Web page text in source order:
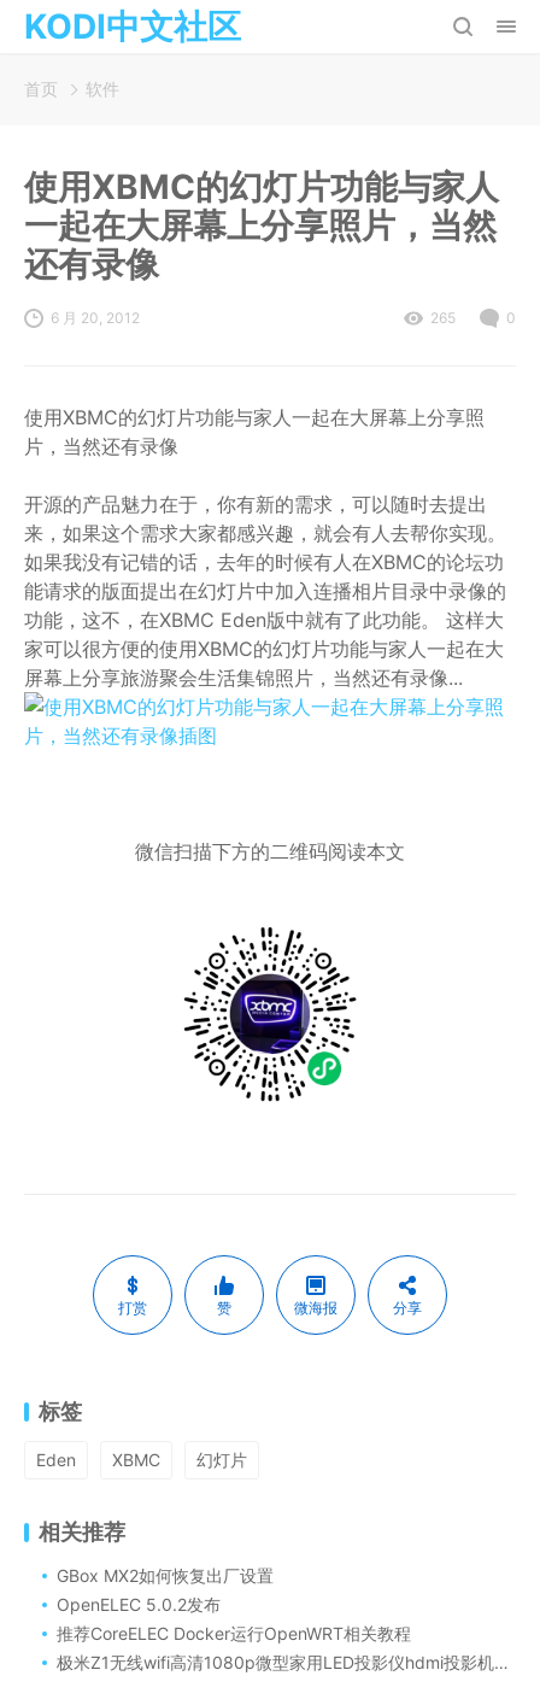
KODI中文社区
首页 软件
使用XBMC的幻灯片功能与家人
一起在大屏幕上分享照片，当然
还有录像
6 月 20, 2012 265 0
使用XBMC的幻灯片功能与家人一起在大屏幕上分享照
片，当然还有录像
开源的产品魅力在于，你有新的需求，可以随时去提出
来，如果这个需求大家都感兴趣，就会有人去帮你实现。
如果我没有记错的话，去年的时候有人在XBMC的论坛功
能请求的版面提出在幻灯片中加入连播相片目录中录像的
功能，这不，在XBMC Eden版中就有了此功能。 这样大
家可以很方便的使用XBMC的幻灯片功能与家人一起在大
屏幕上分享旅游聚会生活集锦照片，当然还有录像...
微信扫描下方的二维码阅读本文
打赏 赞 微海报 分享
标签
Eden XBMC 幻灯片
相关推荐
GBox MX2如何恢复出厂设置
OpenELEC 5.0.2发布
推荐CoreELEC Docker运行OpenWRT相关教程
极米Z1无线wifi高清1080p微型家用LED投影仪hdmi投影机超短焦DLP